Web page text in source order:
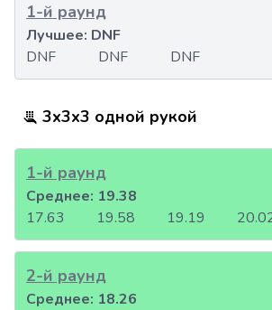
1-й раунд
DNF DNF DNF
Лучшее: DNF
3x3x3 одной рукой
1-й раунд
17.63 19.58 19.19
Среднее: 19.38
2-й раунд
Среднее: 18.26